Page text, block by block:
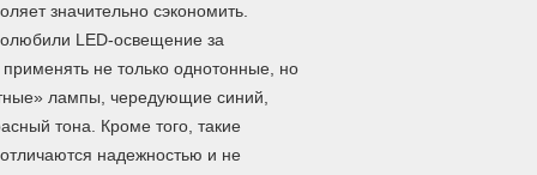
значительно сэкономить.
LED-освещение за
применять не только однотонные, но
лампы, чередующие синий,
тона. Кроме того, такие
надежностью и не